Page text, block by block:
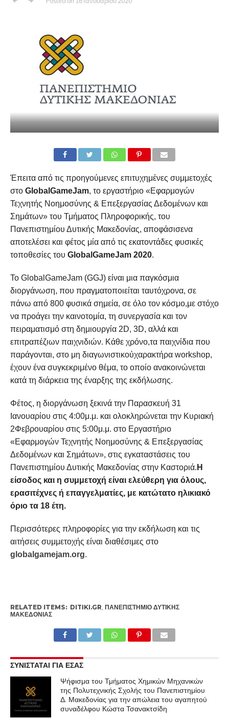
Έπειτα από τις προηγούμενες επιτυχημένες συμμετοχές
στο GlobalGameJam, το εργαστήριο «Εφαρμογών
Τεχνητής Νοημοσύνης & Επεξεργασίας Δεδομένων και
Σημάτων» του Τμήματος Πληροφορικής, του
Πανεπιστημίου Δυτικής Μακεδονίας, αποφάσισενα
αποτελέσει και φέτος μία από τις εκατοντάδες φυσικές
τοποθεσίες του GlobalGameJam 2020.
Το GlobalGameJam (GGJ) είναι μια παγκόσμια
διοργάνωση, που πραγματοποιείται ταυτόχρονα, σε
πάνω από 800 φυσικά σημεία, σε όλο τον κόσμο,με στόχο
να προάγει την καινοτομία, τη συνεργασία και τον
πειραματισμό στη δημιουργία 2D, 3D, αλλά και
επιτραπέζιων παιχνιδιών. Κάθε χρόνο,τα παιχνίδια που
παράγονται, στο μη διαγωνιστικούχαρακτήρα workshop,
έχουν ένα συγκεκριμένο θέμα, το οποίο ανακοινώνεται
κατά τη διάρκεια της έναρξης της εκδήλωσης.
Φέτος, η διοργάνωση ξεκινά την Παρασκευή 31
Ιανουαρίου στις 4:00μ.μ. και ολοκληρώνεται την Κυριακή
2Φεβρουαρίου στις 5:00μ.μ. στο Εργαστήριο
«Εφαρμογών Τεχνητής Νοημοσύνης & Επεξεργασίας
Δεδομένων και Σημάτων», στις εγκαταστάσεις του
Πανεπιστημίου Δυτικής Μακεδονίας στην Καστοριά. Η
είσοδος και η συμμετοχή είναι ελεύθερη για όλους,
ερασιτέχνες ή επαγγελματίες, με κατώτατο ηλικιακό
όριο τα 18 έτη.
Περισσότερες πληροφορίες για την εκδήλωση και τις
αιτήσεις συμμετοχής είναι διαθέσιμες στο
globalgamejam.org.
RELATED ITEMS: DITIKI.GR ΠΑΝΕΠΙΣΤΉΜΙΟ ΔΥΤΙΚΉΣ
ΜΑΚΕΔΟΝΊΑΣ
ΣΥΝΙΣΤΑΤΑΙ ΓΙΑ ΕΣΑΣ
Ψήφισμα του Τμήματος Χημικών Μηχανικών
της Πολυτεχνικής Σχολής του Πανεπιστημίου
Δ. Μακεδονίας για την απώλεια του αγαπητού
συναδέλφου Κώστα Τσανακτσίδη